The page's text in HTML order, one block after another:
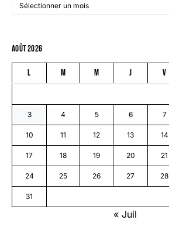
août 2026
L M M J V
3 4 5 6 7
10 11 12 13 14
17 18 19 20 21
24 25 26 27 28
31
« Juil